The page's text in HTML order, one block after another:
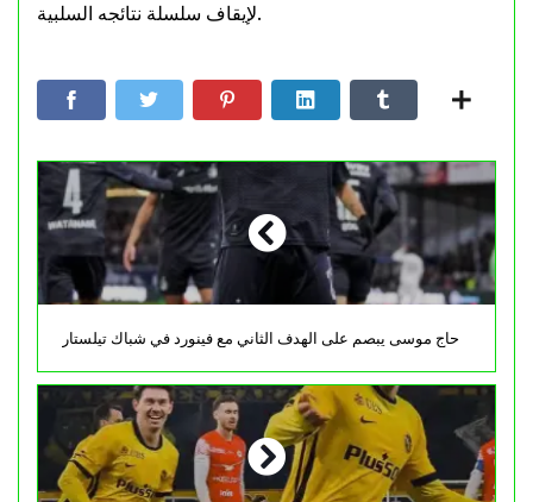
لإيقاف سلسلة نتائجه السلبية.
حاج موسى يبصم على الهدف الثاني مع فينورد في شباك تيلستار